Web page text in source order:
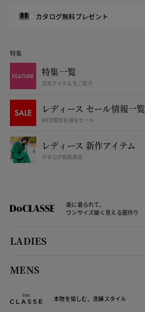
カタログ無料プレゼント
特集
特集一覧
注目アイテムをご紹介
レディース セール情報一覧
WEB限定お得なセール
レディース 新作アイテム
カタログ掲載商品
楽に着られて、
ワンサイズ細く見える服作り
LADIES
MENS
本物を愉しむ、洗練スタイル